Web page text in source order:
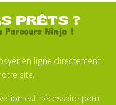
PRÊTS ?
Parcours Ninja !
en ligne directement
site.
est nécessaire pour